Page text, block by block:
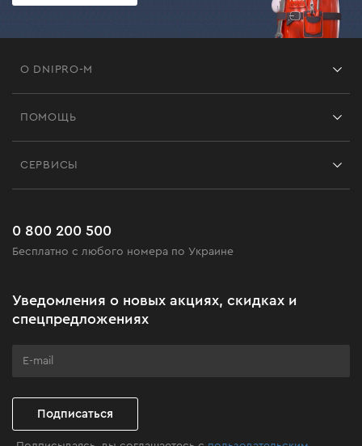
О DNIPRO-M
Черная пятница
Клуб мастерства
ПОМОЩЬ
Часто задаваемые вопросы
СЕРВИСЫ
0 800 200 500
Бесплатно с любого номера по Украине
Уведомления о новых акциях, скидках и
спецпредложениях
Подписаться